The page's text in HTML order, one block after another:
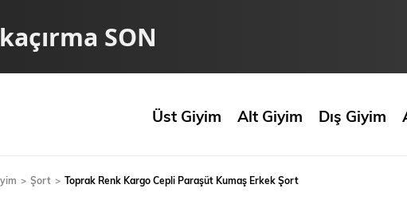
SON
Üst Giyim Alt Giyim Dış Giyim
Şort Toprak Renk Kargo Cepli Paraşüt Kumaş Erkek Şort